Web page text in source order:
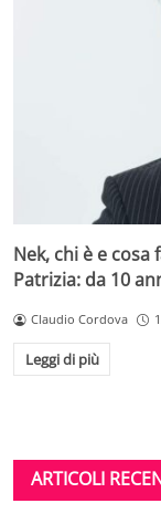
Nek, chi è e
Patrizia: da 10
Claudio Cordova
Leggi di più
ARTICOLI